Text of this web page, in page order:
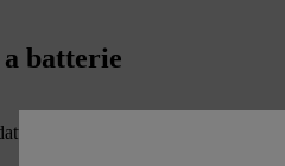
batterie
a partire dai 3 anni. Con rumore